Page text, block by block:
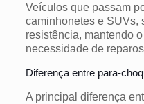
Veículos que passam
caminhonetes e SUVs,
resistência, mantendo
necessidade de
Diferença entre para-
A principal diferença